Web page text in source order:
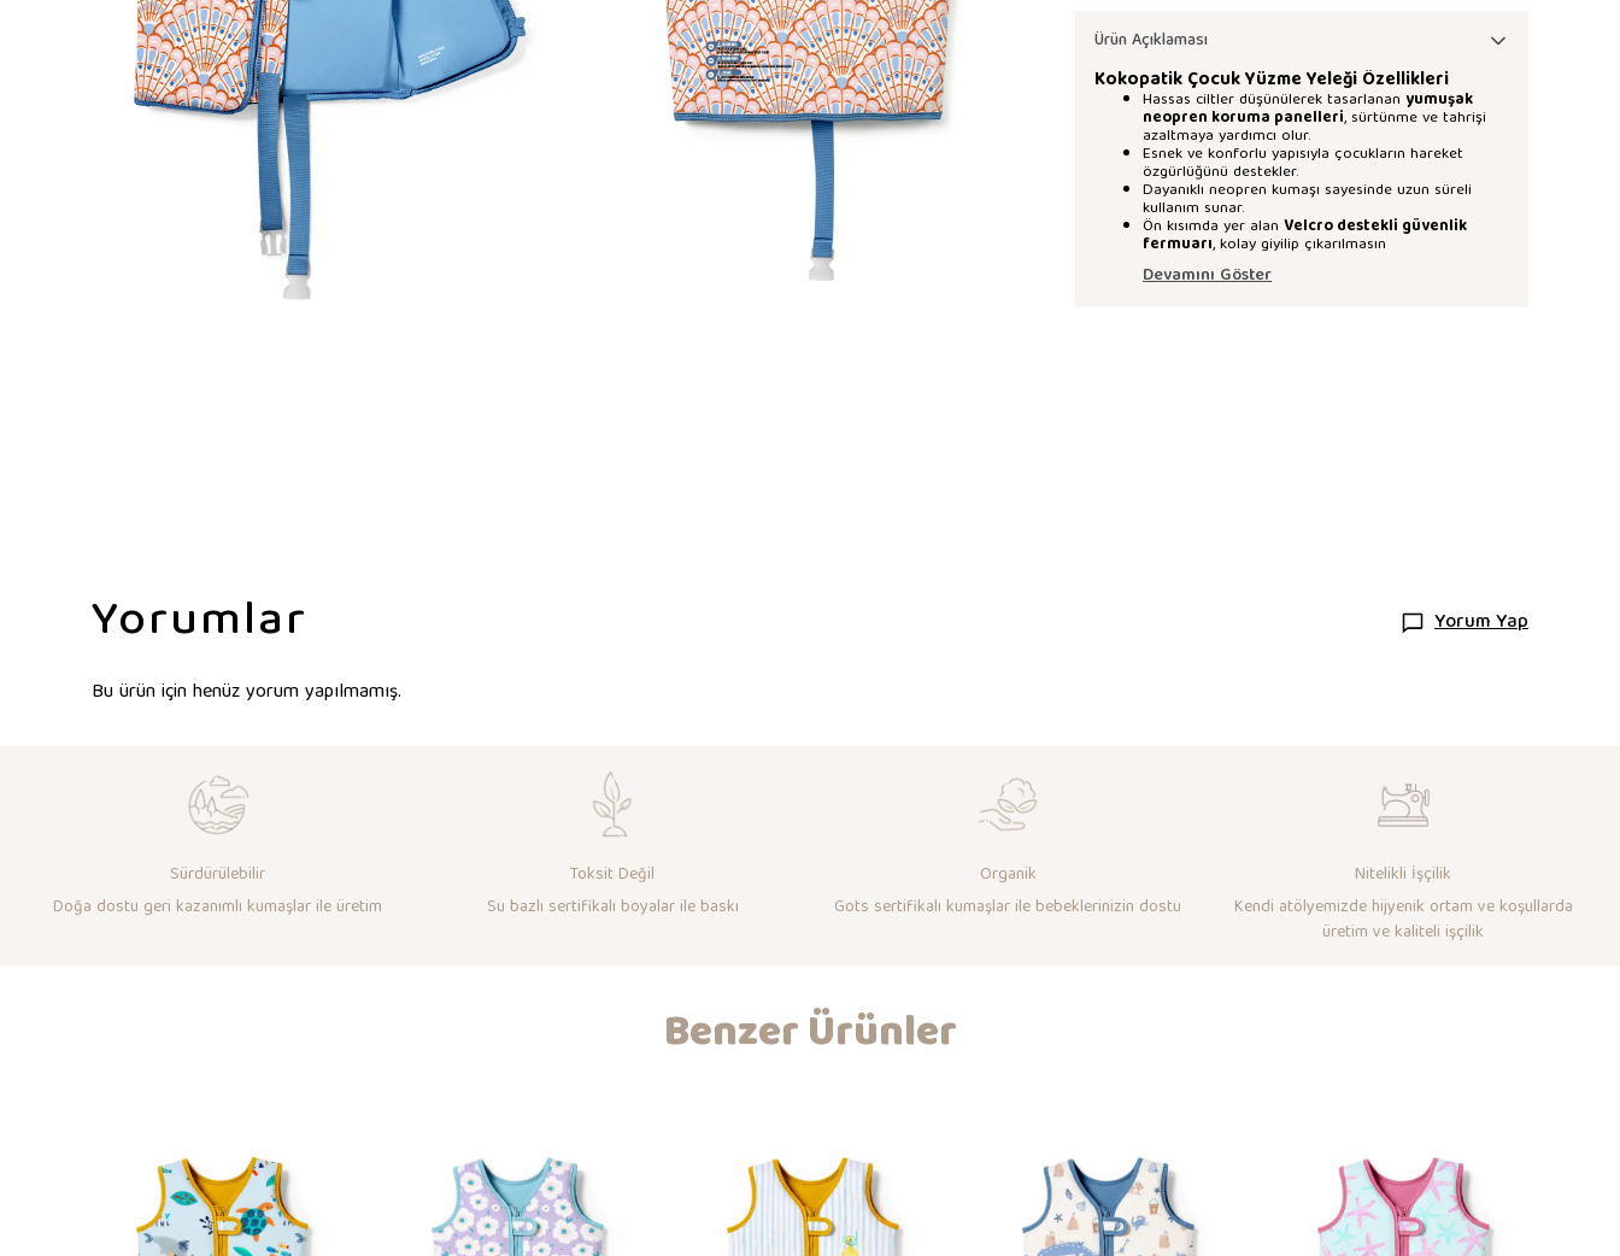
Ürün Açıklaması
Kokopatik Çocuk Yüzme Yeleği Özellikleri
Hassas ciltler düşünülerek tasarlanan yumuşak
neopren koruma panelleri, sürtünme ve tahrişi
azaltmaya yardımcı olur.
Esnek ve konforlu yapısıyla çocukların hareket
özgürlüğünü destekler.
Dayanıklı neopren kumaşı sayesinde uzun süreli
kullanım sunar.
Ön kısımda yer alan Velcro destekli güvenlik
fermuarı, kolay giyilip çıkarılmasın
Devamını Göster
Yorumlar Yorum Yap
Bu ürün için henüz yorum yapılmamış.
Sürdürülebilir
Doğa dostu geri kazanımlı kumaşlar ile üretim
Toksit Değil
Su bazlı sertifikalı boyalar ile baskı
Organik
Gots sertifikalı kumaşlar ile bebeklerinizin dostu
Nitelikli İşçilik
Kendi atölyemizde hijyenik ortam ve koşullarda
üretim ve kaliteli işçilik
Benzer Ürünler